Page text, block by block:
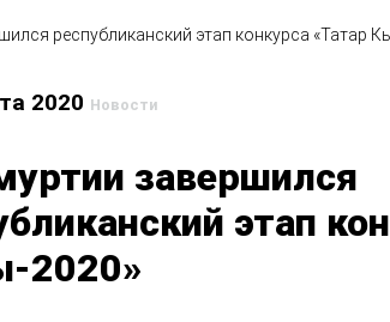
республиканский этап конкурса «Татар
2020 Новости
завершился
этап
2020»